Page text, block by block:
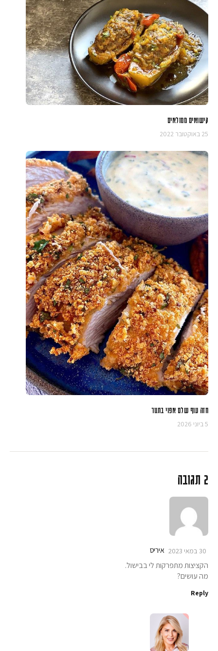
קישואים ממולאים
25 באוקטובר 2022
חזה עוף שלם אפוי בתנור
5 ביוני 2026
2 תגובה
איריס 30 במאי 2023
הקציצות מתפרקות לי בבישול.
מה עושים?
Reply